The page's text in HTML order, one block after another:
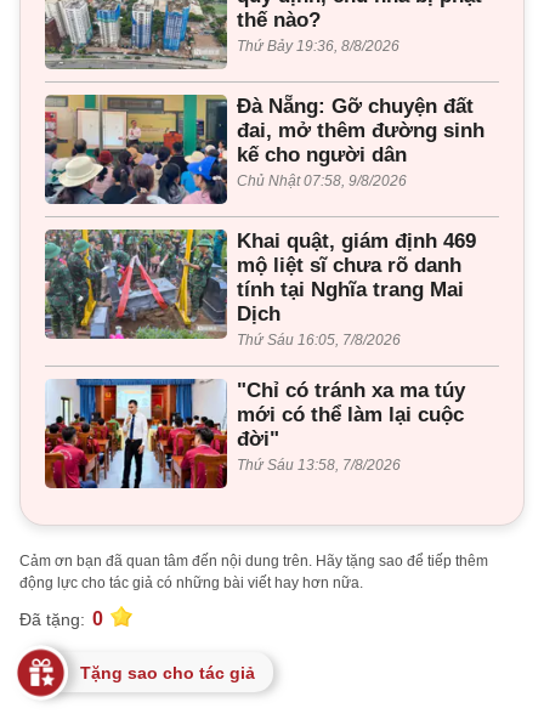
thế nào?
Thứ Bảy 19:36, 8/8/2026
Đà Nẵng: Gỡ chuyện đất
đai, mở thêm đường sinh
kế cho người dân
Chủ Nhật 07:58, 9/8/2026
Khai quật, giám định 469
mộ liệt sĩ chưa rõ danh
tính tại Nghĩa trang Mai
Dịch
Thứ Sáu 16:05, 7/8/2026
"Chỉ có tránh xa ma túy
mới có thể làm lại cuộc
đời"
Thứ Sáu 13:58, 7/8/2026
Cảm ơn bạn đã quan tâm đến nội dung trên. Hãy tặng sao để tiếp thêm
động lực cho tác giả có những bài viết hay hơn nữa.
Đã tặng: 0
Tặng sao cho tác giả